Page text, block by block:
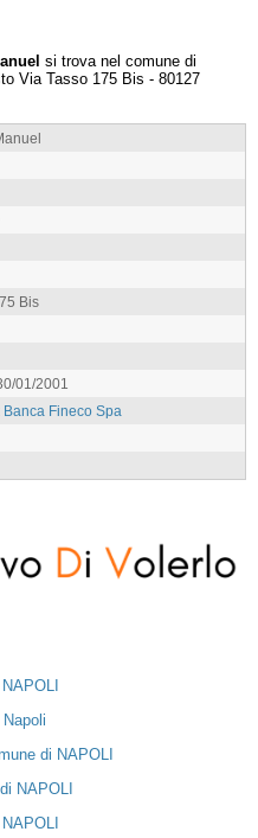
si trova nel comune di
Via Tasso 175 Bis - 80127
Bis
01/2001
Fineco Spa
di NAPOLI
NAPOLI